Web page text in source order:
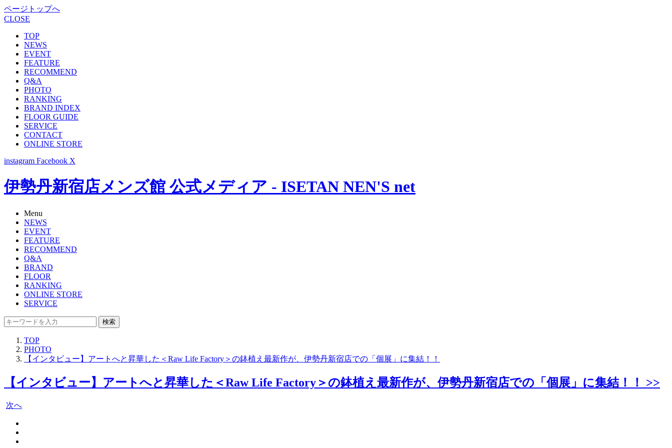
ページトップへ
CLOSE
TOP
NEWS
EVENT
FEATURE
RECOMMEND
Q&A
PHOTO
RANKING
BRAND INDEX
FLOOR GUIDE
SERVICE
CONTACT
ONLINE STORE
instagram Facebook X
伊勢丹新宿店メンズ館 公式メディア - ISETAN NEN'S net
Menu
NEWS
EVENT
FEATURE
RECOMMEND
Q&A
BRAND
FLOOR
RANKING
ONLINE STORE
SERVICE
検索
TOP
PHOTO
【インタビュー】アートへと昇華した＜Raw Life Factory＞の鉢植え最新作が、伊勢丹新宿店での「個展」に集結！！
【インタビュー】アートへと昇華した＜Raw Life Factory＞の鉢植え最新作が、伊勢丹新宿店での「個展」に集結！！ >>
次へ